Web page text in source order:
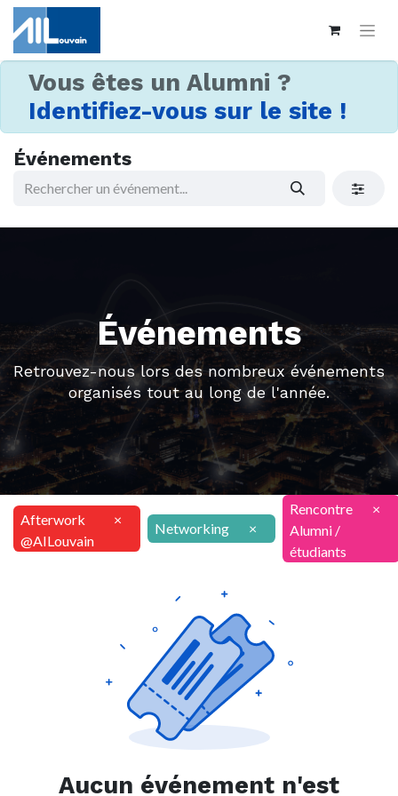
Vous êtes un Alumni ?
Identifiez-vous sur le site !
Événements
Événements
Retrouvez-nous lors des nombreux événements
organisés tout au long de l'année.
Afterwork
@AILouvain
×
Networking ×
Rencontre
Alumni /
étudiants
×
Aucun événement n'est